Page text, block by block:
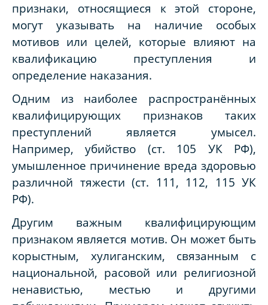
признаки, относящиеся к этой стороне,
могут указывать на наличие особых
мотивов или целей, которые влияют на
квалификацию преступления и
определение наказания.
Одним из наиболее распространённых
квалифицирующих признаков таких
преступлений является умысел.
Например, убийство (ст. 105 УК РФ),
умышленное причинение вреда здоровью
различной тяжести (ст. 111, 112, 115 УК
РФ).
Другим важным квалифицирующим
признаком является мотив. Он может быть
корыстным, хулиганским, связанным с
национальной, расовой или религиозной
ненавистью, местью и другими